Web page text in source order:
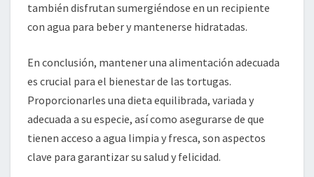
también disfrutan sumergiéndose en un recipiente
con agua para beber y mantenerse hidratadas.
En conclusión, mantener una alimentación adecuada
es crucial para el bienestar de las tortugas.
Proporcionarles una dieta equilibrada, variada y
adecuada a su especie, así como asegurarse de que
tienen acceso a agua limpia y fresca, son aspectos
clave para garantizar su salud y felicidad.